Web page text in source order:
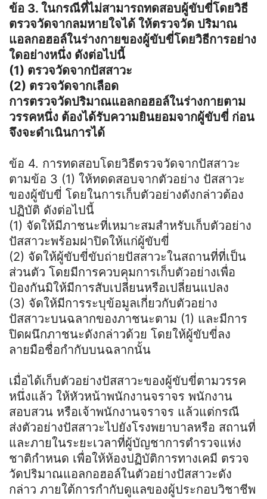
ข้อ 3. ในกรณีที่ไม่สามารถทดสอบผู้ขับขี่โดยวิธี
ตรวจวัดจากลมหายใจได้ ให้ตรวจวัด ปริมาณ
แอลกอฮอล์ในร่างกายของผู้ขับขี่โดยวิธีการอย่าง
ใดอย่างหนึ่ง ดังต่อไปนี้
(1) ตรวจวัดจากปัสสาวะ
(2) ตรวจวัดจากเลือด
การตรวจวัดปริมาณแอลกอฮอล์ในร่างกายตาม
วรรคหนึ่ง ต้องได้รับความยินยอมจากผู้ขับขี่ ก่อน
จึงจะดำเนินการได้
ข้อ 4. การทดสอบโดยวิธีตรวจวัดจากปัสสาวะ
ตามข้อ 3 (1) ให้ทดดสอบจากตัวอย่าง ปัสสาวะ
ของผู้ขับขี่ โดยในการเก็บตัวอย่างดังกล่าวต้อง
ปฏิบัติ ดังต่อไปนี้
(1) จัดให้มีภาชนะที่เหมาะสมสำหรับเก็บตัวอย่าง
ปัสสาวะพร้อมฝาปิดให้แก่ผู้ขับขี่
(2) จัดให้ผู้ขับขี่ขับถ่ายปัสสาวะในสถานที่ที่เป็น
ส่วนตัว โดยมีการควบคุมการเก็บตัวอย่างเพื่อ
ป้องกันมิให้มีการสับเปลี่ยนหรือเปลี่ยนแปลง
(3) จัดให้มีการระบุข้อมูลเกี่ยวกับตัวอย่าง
ปัสสาวะบนฉลากของภาชนะตาม (1) และมีการ
ปิดผนึกภาชนะดังกล่าวด้วย โดยให้ผู้ขับขี่ลง
ลายมือชื่อกำกับบนฉลากนั้น
เมื่อได้เก็บตัวอย่างปัสสาวะของผู้ขับขี่ตามวรรค
หนึ่งแล้ว ให้หัวหน้าพนักงานจราจร พนักงาน
สอบสวน หรือเจ้าพนักงานจราจร แล้วแต่กรณี
ส่งตัวอย่างปัสสาวะไปยังโรงพยาบาลหรือ สถานที่
และภายในระยะเวลาที่ผู้บัญชาการตำรวจแห่ง
ชาติกำหนด เพื่อให้ห้องปฏิบัติการทางเคมี ตรวจ
วัดปริมาณแอลกอฮอล์ในตัวอย่างปัสสาวะดัง
กล่าว ภายใต้การกำกับดูแลของผู้ประกอบวิชาชีพ